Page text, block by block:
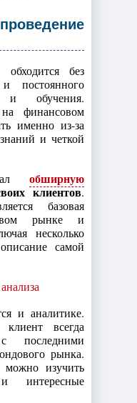
без
постоянного
и обучения.
финансовом
именно из-за
и четкой
обширную
клиентов.
базовая
рынке и
несколько
самой
и аналитике.
всегда
последними
рынка.
можно изучить
интересные